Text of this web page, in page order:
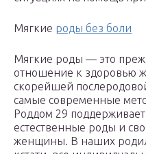
Мягкие роды без боли
Мягкие роды — это
отношение к здоровью
скорейшей
самые современные
Роддом 29 поддерживает
естественные роды и
женщины. В наших